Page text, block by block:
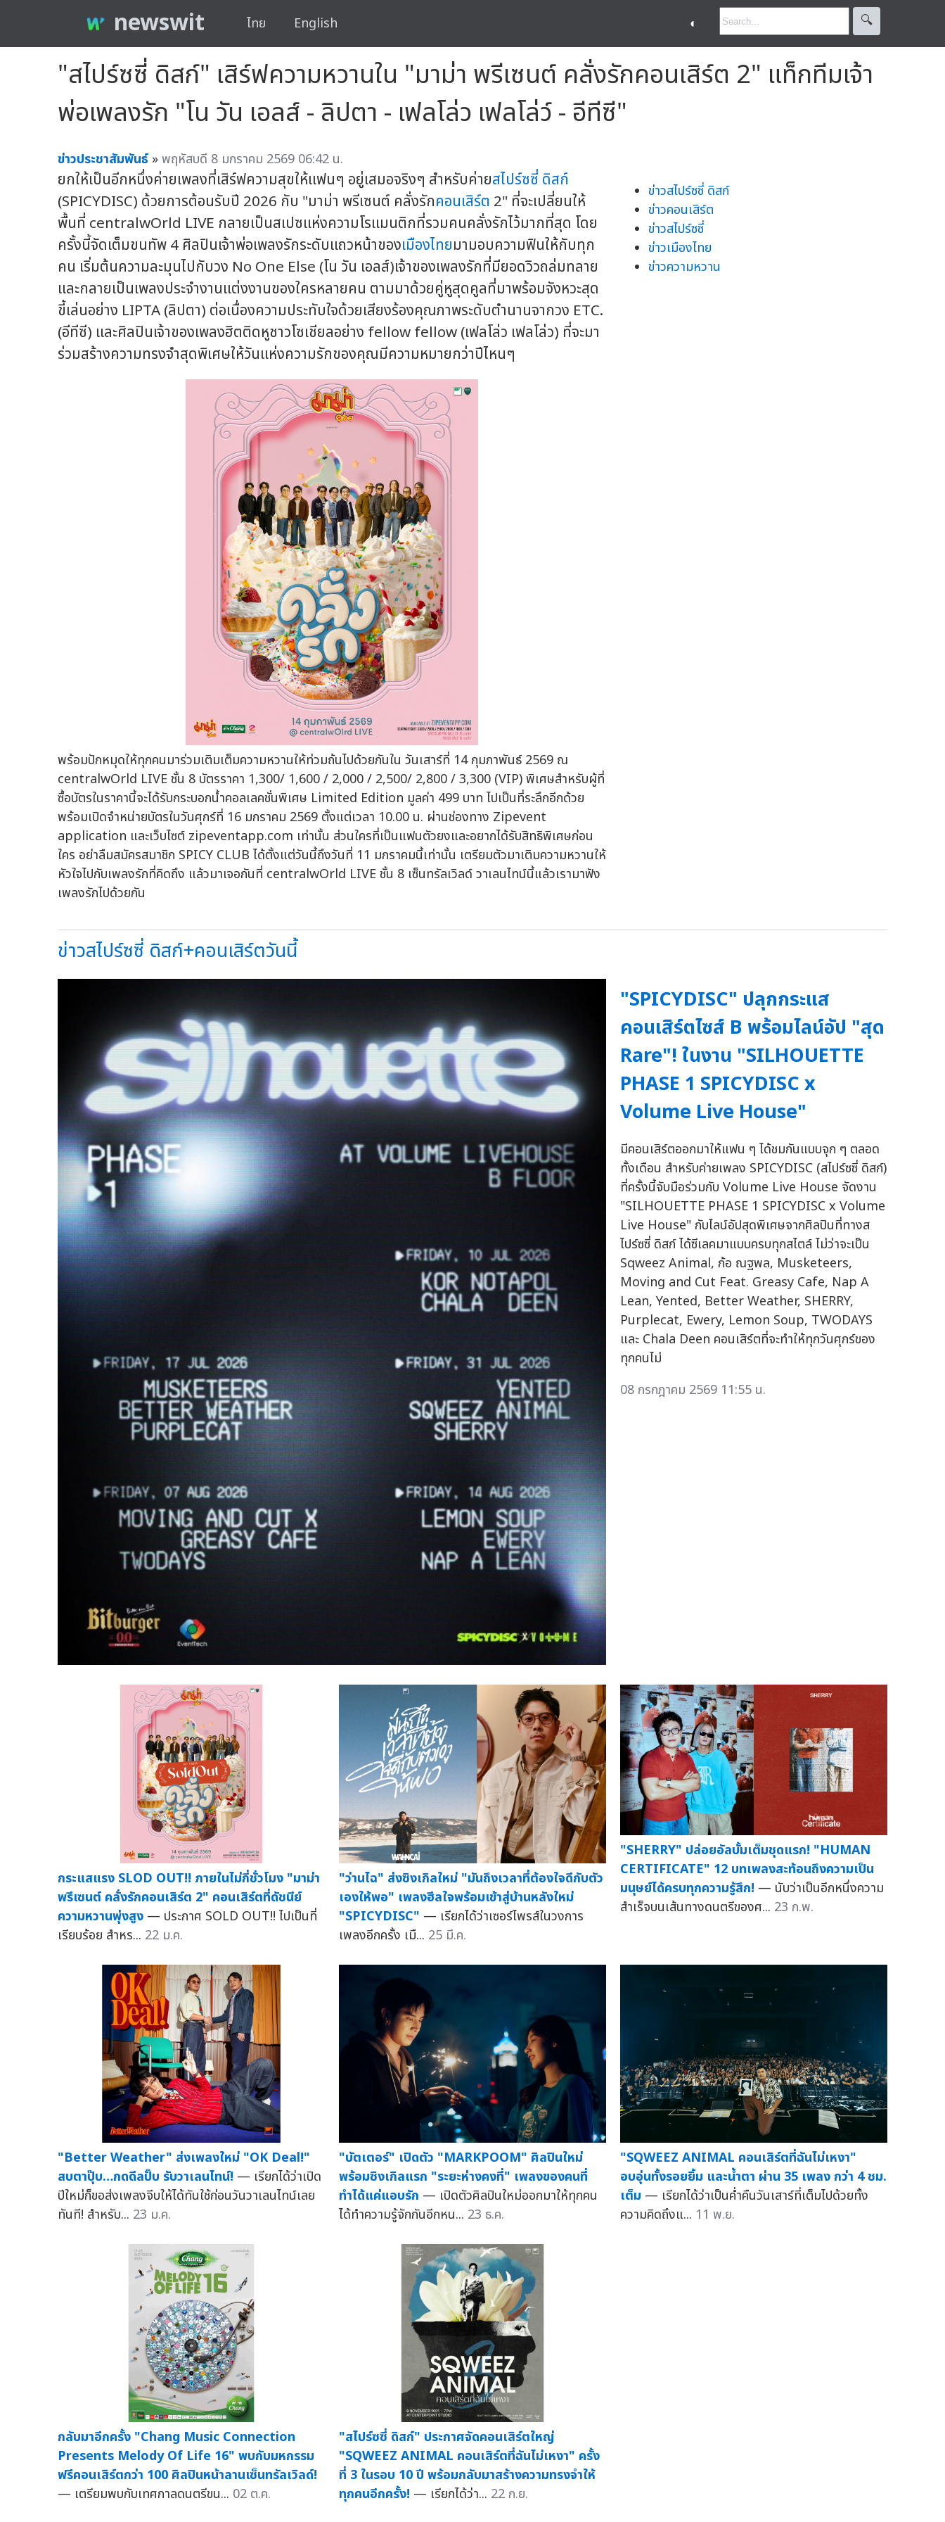
newswit ไทย English ◐ 🔍︎
"สไปร์ซซี่ ดิสก์" เสิร์ฟความหวานใน "มาม่า พรีเซนต์ คลั่งรักคอนเสิร์ต 2" แท็กทีมเจ้า
พ่อเพลงรัก "โน วัน เอลส์ - ลิปตา - เฟลโล่ว เฟลโล่ว์ - อีทีซี"
ข่าวประชาสัมพันธ์ »พฤหัสบดี 8 มกราคม 2569 06:42 น.
ยกให้เป็นอีกหนึ่งค่ายเพลงที่เสิร์ฟความสุขให้แฟนๆ อยู่เสมอจริงๆ สำหรับค่ายสไปร์ซซี่ ดิสก์
(SPICYDISC) ด้วยการต้อนรับปี 2026 กับ "มาม่า พรีเซนต์ คลั่งรักคอนเสิร์ต 2" ที่จะเปลี่ยนให้
พื้นที่ centralwOrld LIVE กลายเป็นสเปซแห่งความโรแมนติกที่รวมคนคลั่งรักไว้มากที่สุด โดย
ครั้งนี้จัดเต็มขนทัพ 4 ศิลปินเจ้าพ่อเพลงรักระดับแถวหน้าของเมืองไทยมามอบความฟินให้กับทุก
คน เริ่มต้นความละมุนไปกับวง No One Else (โน วัน เอลส์)เจ้าของเพลงรักที่มียอดวิวถล่มทลาย
และกลายเป็นเพลงประจำงานแต่งงานของใครหลายคน ตามมาด้วยคู่หูสุดคูลที่มาพร้อมจังหวะสุด
ขี้เล่นอย่าง LIPTA (ลิปตา) ต่อเนื่องความประทับใจด้วยเสียงร้องคุณภาพระดับตำนานจากวง ETC.
(อีทีซี) และศิลปินเจ้าของเพลงฮิตติดหูชาวโซเชียลอย่าง fellow fellow (เฟลโล่ว เฟลโล่ว) ที่จะมา
ร่วมสร้างความทรงจำสุดพิเศษให้วันแห่งความรักของคุณมีความหมายกว่าปีไหนๆ
พร้อมปักหมุดให้ทุกคนมาร่วมเติมเต็มความหวานให้ท่วมถ้นไปด้วยกันใน วันเสาร์ที่ 14 กุมภาพันธ์ 2569 ณ
centralwOrld LIVE ชั้น 8 บัตรราคา 1,300/ 1,600 / 2,000 / 2,500/ 2,800 / 3,300 (VIP) พิเศษสำหรับผู้ที่
ซื้อบัตรในราคานี้จะได้รับกระบอกน้ำคอลเลคชั่นพิเศษ Limited Edition มูลค่า 499 บาท ไปเป็นที่ระลึกอีกด้วย
พร้อมเปิดจำหน่ายบัตรในวันศุกร์ที่ 16 มกราคม 2569 ตั้งแต่เวลา 10.00 น. ผ่านช่องทาง Zipevent
application และเว็บไซต์ zipeventapp.com เท่านั้น ส่วนใครที่เป็นแฟนตัวยงและอยากได้รับสิทธิพิเศษก่อน
ใคร อย่าลืมสมัครสมาชิก SPICY CLUB ได้ตั้งแต่วันนี้ถึงวันที่ 11 มกราคมนี้เท่านั้น เตรียมตัวมาเติมความหวานให้
หัวใจไปกับเพลงรักที่คิดถึง แล้วมาเจอกันที่ centralwOrld LIVE ชั้น 8 เซ็นทรัลเวิลด์ วาเลนไทน์นี้แล้วเรามาฟัง
เพลงรักไปด้วยกัน
ข่าวสไปร์ซซี่ ดิสก์
ข่าวคอนเสิร์ต
ข่าวสไปร์ซซี่
ข่าวเมืองไทย
ข่าวความหวาน
ข่าวสไปร์ซซี่ ดิสก์+คอนเสิร์ตวันนี้
"SPICYDISC" ปลุกกระแส
คอนเสิร์ตไซส์ B พร้อมไลน์อัป "สุด
Rare"! ในงาน "SILHOUETTE
PHASE 1 SPICYDISC x
Volume Live House"
มีคอนเสิร์ตออกมาให้แฟน ๆ ได้ชมกันแบบจุก ๆ ตลอด
ทั้งเดือน สำหรับค่ายเพลง SPICYDISC (สไปร์ซซี่ ดิสก์)
ที่ครั้งนี้จับมือร่วมกับ Volume Live House จัดงาน
"SILHOUETTE PHASE 1 SPICYDISC x Volume
Live House" กับไลน์อัปสุดพิเศษจากศิลปินที่ทางส
ไปร์ซซี่ ดิสก์ ได้ซีเลคมาแบบครบทุกสไตล์ ไม่ว่าจะเป็น
Sqweez Animal, ก้อ ณฐพล, Musketeers,
Moving and Cut Feat. Greasy Cafe, Nap A
Lean, Yented, Better Weather, SHERRY,
Purplecat, Ewery, Lemon Soup, TWODAYS
และ Chala Deen คอนเสิร์ตที่จะทำให้ทุกวันศุกร์ของ
ทุกคนไม่
08 กรกฎาคม 2569 11:55 น.
กระแสแรง SLOD OUT!! ภายในไม่กี่ชั่วโมง "มาม่า
พรีเซนต์ คลั่งรักคอนเสิร์ต 2" คอนเสิร์ตที่ดัชนีย์
ความหวานพุ่งสูง — ประกาศ SOLD OUT!! ไปเป็นที่
เรียบร้อย สำหร... 22 ม.ค.
"ว่านไฉ" ส่งซิงเกิลใหม่ "มันถึงเวลาที่ต้องใจดีกับตัว
เองให้พอ" เพลงฮีลใจพร้อมเข้าสู่บ้านหลังใหม่
"SPICYDISC" — เรียกได้ว่าเซอร์ไพรส์ในวงการ
เพลงอีกครั้ง เมื... 25 มี.ค.
"SHERRY" ปล่อยอัลบั้มเต็มชุดแรก! "HUMAN
CERTIFICATE" 12 บทเพลงสะท้อนถึงความเป็น
มนุษย์ได้ครบทุกความรู้สึก! — นับว่าเป็นอีกหนึ่งความ
สำเร็จบนเส้นทางดนตรีของศ... 23 ก.พ.
"Better Weather" ส่งเพลงใหม่ "OK Deal!"
สบตาปุ๊บ…กดดีลปั๊บ รับวาเลนไทน์! — เรียกได้ว่าเปิด
ปีใหม่ก็ขอส่งเพลงจีบให้ได้ทันใช้ก่อนวันวาเลนไทน์เลย
ทันที! สำหรับ... 23 ม.ค.
"บัตเตอร์" เปิดตัว "MARKPOOM" ศิลปินใหม่
พร้อมซิงเกิลแรก "ระยะห่างคงที่" เพลงของคนที่
ทำได้แค่แอบรัก — เปิดตัวศิลปินใหม่ออกมาให้ทุกคน
ได้ทำความรู้จักกันอีกหน... 23 ธ.ค.
"SQWEEZ ANIMAL คอนเสิร์ตที่ฉันไม่เหงา"
อบอุ่นทั้งรอยยิ้ม และน้ำตา ผ่าน 35 เพลง กว่า 4 ชม.
เต็ม — เรียกได้ว่าเป็นค่ำคืนวันเสาร์ที่เต็มไปด้วยทั้ง
ความคิดถึงแ... 11 พ.ย.
กลับมาอีกครั้ง "Chang Music Connection
Presents Melody Of Life 16" พบกับมหกรรม
ฟรีคอนเสิร์ตกว่า 100 ศิลปินหน้าลานเซ็นทรัลเวิลด์!
— เตรียมพบกับเทศกาลดนตรีขน... 02 ต.ค.
"สไปร์ซซี่ ดิสก์" ประกาศจัดคอนเสิร์ตใหญ่
"SQWEEZ ANIMAL คอนเสิร์ตที่ฉันไม่เหงา" ครั้ง
ที่ 3 ในรอบ 10 ปี พร้อมกลับมาสร้างความทรงจำให้
ทุกคนอีกครั้ง! — เรียกได้ว่า... 22 ก.ย.